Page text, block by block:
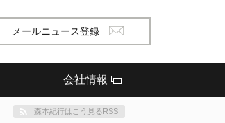
メールニュース登録
会社情報
森本紀行はこう見るRSS